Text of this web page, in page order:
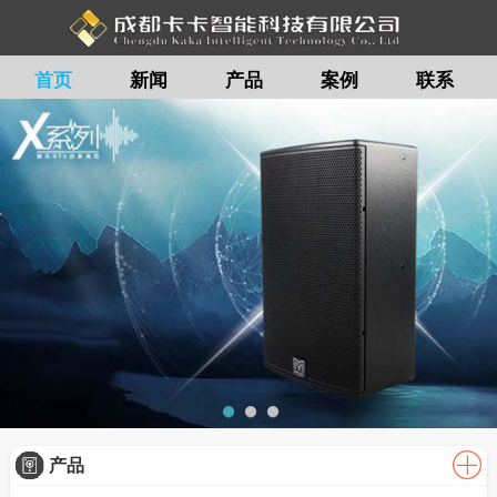
首页 新闻 产品 案例 联系
留言
产品